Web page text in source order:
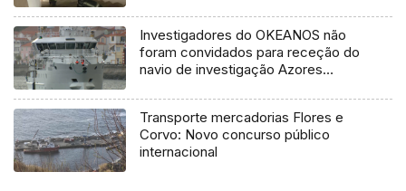
Investigadores do OKEANOS não
foram convidados para receção do
navio de investigação Azores
Transporte mercadorias Flores e
Corvo: Novo concurso público
internacional